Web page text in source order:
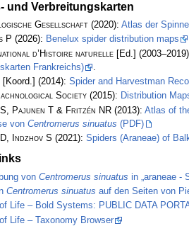
und Verbreitungskarten
Gesellschaft(2020): Atlas der
P (2026): Benelux spider distribution maps
d’Histoire naturelle[Ed.]
Frankreichs)
[Koord.] (2014): Spider and Harvestman
Society(2015): Distribution
S, Pajunen T & Fritzén NR(2013): Atlas of
von Centromerus sinuatus (PDF)
Indzhov S (2021): Spiders (Araneae) of
von Centromerus sinuatus in „araneae -
Centromerus sinuatus auf den Seiten von
Life – Bold Systems: PUBLIC DATA
Life – Taxonomy Browser